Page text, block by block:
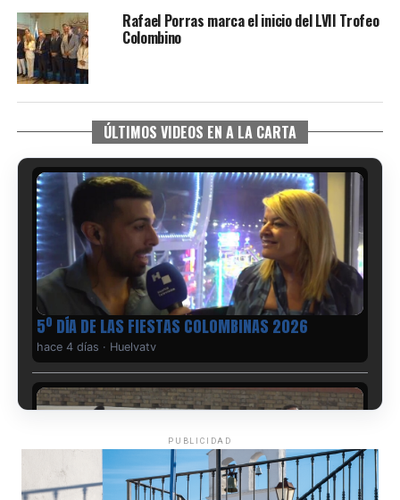
Rafael Porras marca el inicio del LVII Trofeo
Colombino
ÚLTIMOS VIDEOS EN A LA CARTA
5º DÍA DE LAS FIESTAS COLOMBINAS 2026
hace 4 días · Huelvatv
PUBLICIDAD